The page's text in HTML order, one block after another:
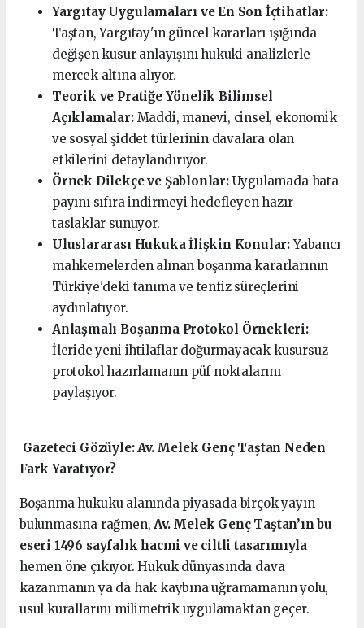
Yargıtay Uygulamaları ve En Son İçtihatlar:
Taştan, Yargıtay'ın güncel kararları ışığında
değişen kusur anlayışını hukuki analizlerle
mercek altına alıyor.
Teorik ve Pratiğe Yönelik Bilimsel
Açıklamalar:Maddi, manevi, cinsel, ekonomik
ve sosyal şiddet türlerinin davalara olan
etkilerini detaylandırıyor.
Örnek Dilekçe ve Şablonlar:Uygulamada hata
payını sıfıra indirmeyi hedefleyen hazır
taslaklar sunuyor.
Uluslararası Hukuka İlişkin Konular:Yabancı
mahkemelerden alınan boşanma kararlarının
Türkiye'deki tanıma ve tenfiz süreçlerini
aydınlatıyor.
Anlaşmalı Boşanma Protokol Örnekleri:
İleride yeni ihtilaflar doğurmayacak kusursuz
protokol hazırlamanın püf noktalarını
paylaşıyor.
️ Gazeteci Gözüyle: Av. Melek Genç Taştan Neden
Fark Yaratıyor?
Boşanma hukuku alanında piyasada birçok yayın
bulunmasına rağmen,Av. Melek Genç Taştan’ın bu
eseri 1496 sayfalık hacmi ve ciltli tasarımıyla
hemen öne çıkıyor. Hukuk dünyasında dava
kazanmanın ya da hak kaybına uğramamanın yolu,
usul kurallarını milimetrik uygulamaktan geçer.